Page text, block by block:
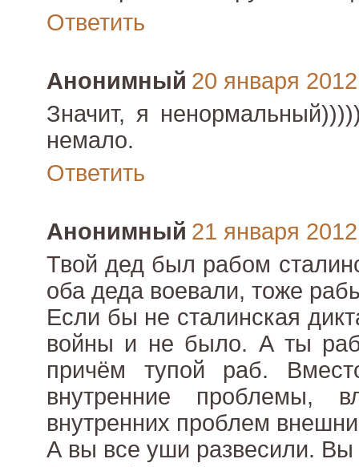
Ответить
Анонимный 20 января
Значит, я
немало.
Ответить
Анонимный 21 января
Твой дед был рабом
оба деда воевали, тоже
Если бы не сталинская
войны и не было. А ты раб
причём тупой раб.
внутренние проблемы,
внутренних проблем
А вы все уши развесили.